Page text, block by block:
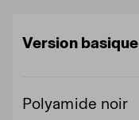
Version basique
Polyamide noir